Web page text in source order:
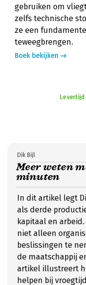
gebruiken om
zelfs technische
ze een
teweegbrengen.
Boek bekijken
Meer weten
minuten
Dik Bijl
In dit artikel legt
als derde
kapitaal en
niet alleen
beslissingen te
de maatschappij
artikel illustreert
helpen bij